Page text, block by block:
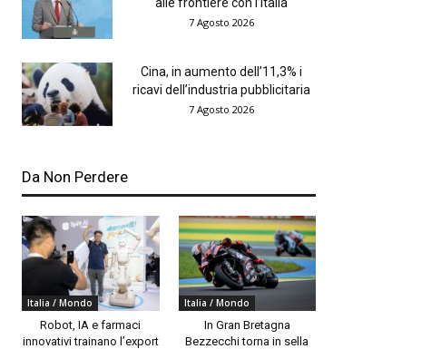
alle frontiere con l’Italia
7 Agosto 2026
Cina, in aumento dell’11,3% i
ricavi dell’industria pubblicitaria
7 Agosto 2026
Da Non Perdere
Italia / Mondo
Robot, IA e farmaci
innovativi trainano l’export
Italia / Mondo
In Gran Bretagna
Bezzecchi torna in sella